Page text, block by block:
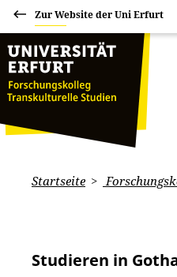
Zur Website der Uni Erfurt
Startseite
Studieren in